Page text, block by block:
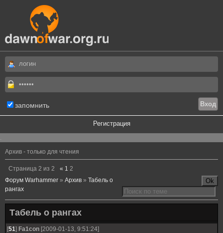
запомнить
Регистрация
.
Архив - только для чтения
Страница 2 из 2 « 1 2
Форум Warhammer » Архив » Табель о
рангах
Табель о рангах
[51] Fa1con [2009-01-13, 9:51:24]